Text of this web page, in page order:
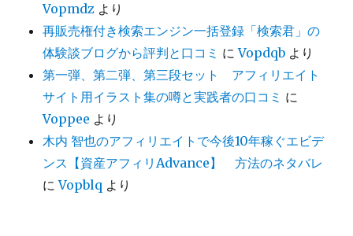
Vopmdz より
再販売権付き検索エンジン一括登録「検索君」の
体験談ブログから評判と口コミ にVopdqb より
第一弾、第二弾、第三段セット アフィリエイト
サイト用イラスト集の噂と実践者の口コミ に
Voppee より
木内 智也のアフィリエイトで今後10年稼ぐエビデ
ンス【資産アフィリAdvance】 方法のネタバレ
にVopblq より